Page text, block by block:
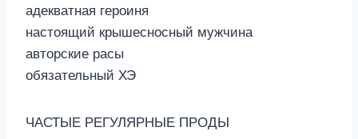
адекватная героиня
настоящий крышесносный мужчина
авторские расы
обязательный ХЭ
ЧАСТЫЕ РЕГУЛЯРНЫЕ ПРОДЫ